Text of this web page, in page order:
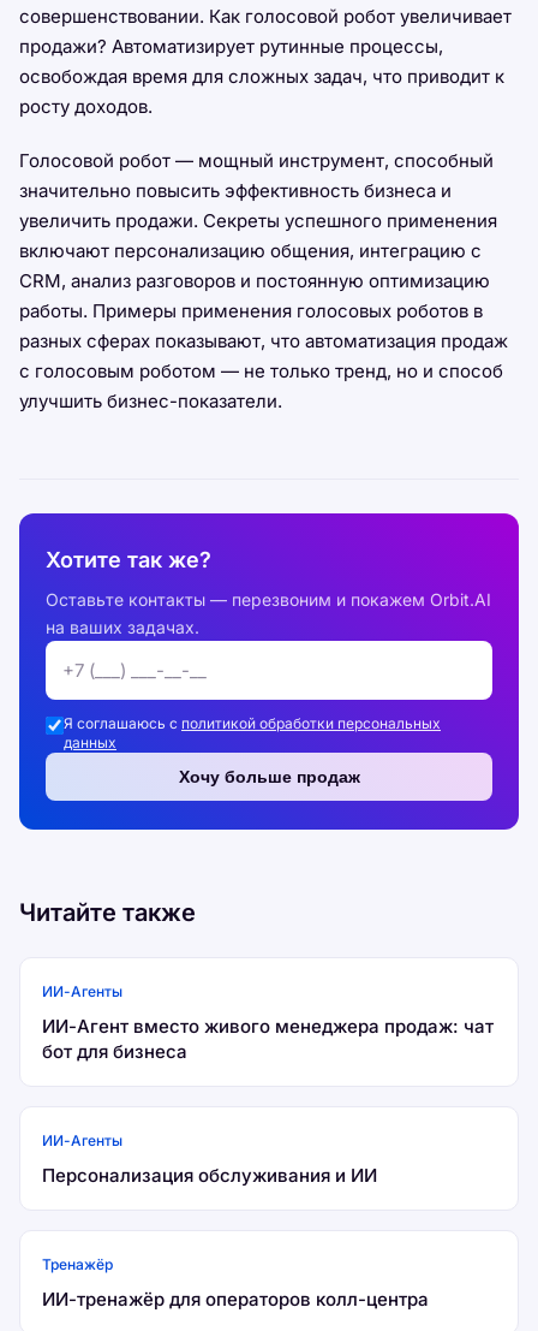
совершенствовании. Как голосовой робот увеличивает
продажи? Автоматизирует рутинные процессы,
освобождая время для сложных задач, что приводит к
росту доходов.
Голосовой робот — мощный инструмент, способный
значительно повысить эффективность бизнеса и
увеличить продажи. Секреты успешного применения
включают персонализацию общения, интеграцию с
CRM, анализ разговоров и постоянную оптимизацию
работы. Примеры применения голосовых роботов в
разных сферах показывают, что автоматизация продаж
с голосовым роботом — не только тренд, но и способ
улучшить бизнес-показатели.
Хотите так же?
Оставьте контакты — перезвоним и покажем Orbit.AI
на ваших задачах.
Я соглашаюсь с политикой обработки персональных
данных
Хочу больше продаж
Читайте также
ИИ-Агенты
ИИ-Агент вместо живого менеджера продаж: чат
бот для бизнеса
ИИ-Агенты
Персонализация обслуживания и ИИ
Тренажёр
ИИ-тренажёр для операторов колл-центра